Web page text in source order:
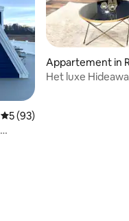
Gemiddelde beoordeling
5 (93)
Appartement in
Het luxe